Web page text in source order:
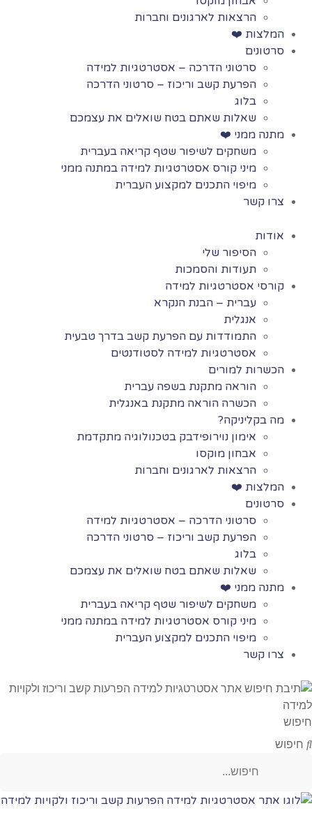
הרצאות לארגונים וחברות
המלצות ❤️
סרטונים
סרטוני הדרכה – אסטרטגיות למידה
הפרעת קשב וריכוז – סרטוני הדרכה
בלוג
שאלות שאתם בטח שואלים את עצמכם
מתנה ממני ❤️
משחקים לשיפור שטף קריאה בעברית
מיני קורס אסטרטגיות למידה במתנה ממני
מיפוי התכנים למקצוע העברית
צרו קשר
אודות
הסיפור שלי
תעודות והסמכות
קורסי אסטרטגיות למידה
עברית – הבנת הנקרא
אנגלית
התמודדות עם הפרעת קשב בדרך טבעית
אסטרטגיות למידה לסטודנטים
הכשרות למורים
הוראה מתקנת בשפה עברית
הכשרה הוראה מתקנת באנגלית
מה בקליניקה?
אימון נוירופידבק בטכנולוגיה מתקדמת
אבחון מוקסו
הרצאות לארגונים וחברות
המלצות ❤️
סרטונים
סרטוני הדרכה – אסטרטגיות למידה
הפרעת קשב וריכוז – סרטוני הדרכה
בלוג
שאלות שאתם בטח שואלים את עצמכם
מתנה ממני ❤️
משחקים לשיפור שטף קריאה בעברית
מיני קורס אסטרטגיות למידה במתנה ממני
מיפוי התכנים למקצוע העברית
צרו קשר
חיפוש
חיפוש